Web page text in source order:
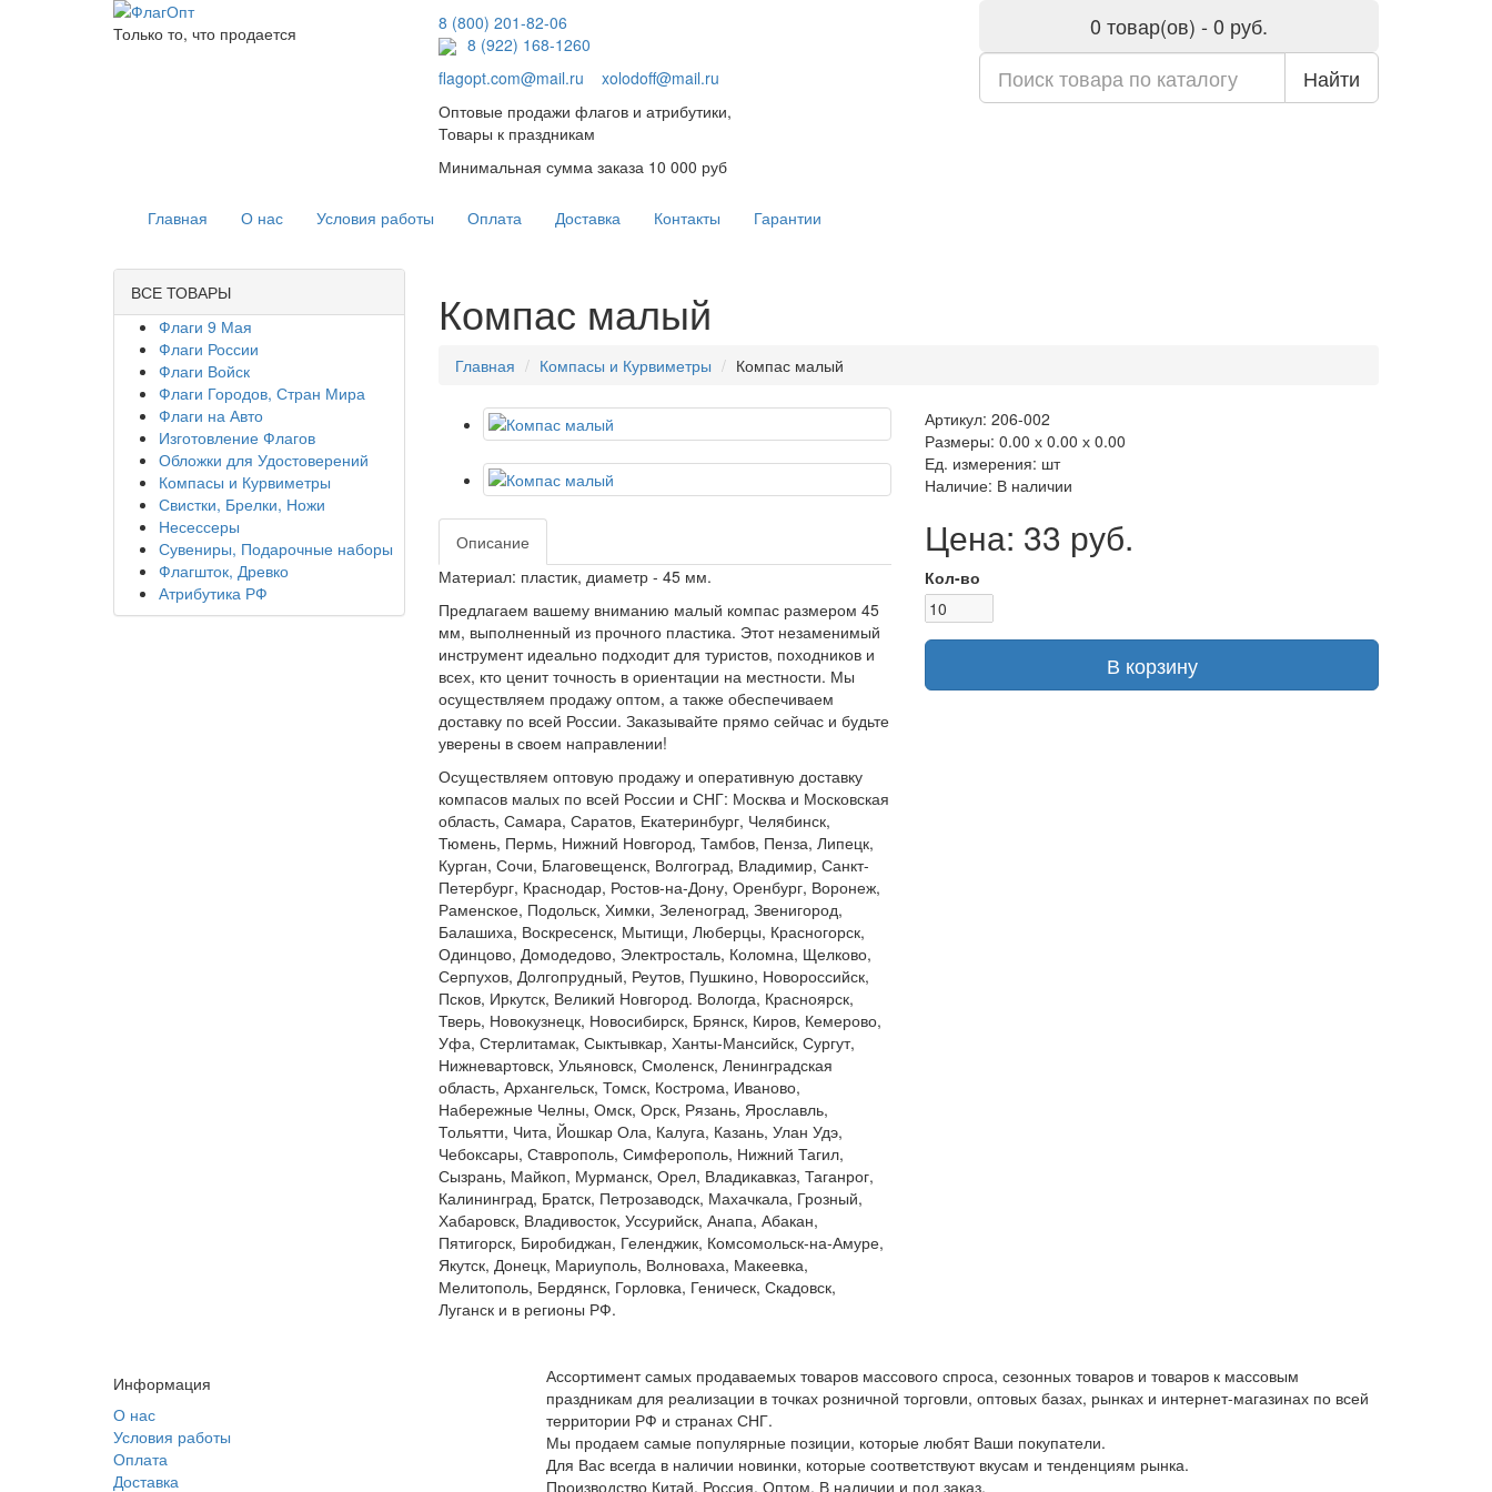
Только то, что продается
8 (800) 201-82-06
8 (922) 168-1260
flagopt.com@mail.ru
xolodoff@mail.ru
Оптовые продажи флагов и атрибутики,
Товары к праздникам
Минимальная сумма заказа 10 000 руб
0 товар(ов) - 0 руб.
Найти
Главная О нас Условия работы Оплата Доставка Контакты Гарантии
ВСЕ ТОВАРЫ
Флаги 9 Мая
Флаги России
Флаги Войск
Флаги Городов, Стран Мира
Флаги на Авто
Изготовление Флагов
Обложки для Удостоверений
Компасы и Курвиметры
Свистки, Брелки, Ножи
Несессеры
Сувениры, Подарочные наборы
Флагшток, Древко
Атрибутика РФ
Компас малый
Главная Компасы и Курвиметры Компас малый
Описание
Материал: пластик, диаметр - 45 мм.
Предлагаем вашему вниманию малый компас размером 45
мм, выполненный из прочного пластика. Этот незаменимый
инструмент идеально подходит для туристов, походников и
всех, кто ценит точность в ориентации на местности. Мы
осуществляем продажу оптом, а также обеспечиваем
доставку по всей России. Заказывайте прямо сейчас и будьте
уверены в своем направлении!
Осуществляем оптовую продажу и оперативную доставку
компасов малых по всей России и СНГ: Москва и Московская
область, Самара, Саратов, Екатеринбург, Челябинск,
Тюмень, Пермь, Нижний Новгород, Тамбов, Пенза, Липецк,
Курган, Сочи, Благовещенск, Волгоград, Владимир, Санкт-
Петербург, Краснодар, Ростов-на-Дону, Оренбург, Воронеж,
Раменское, Подольск, Химки, Зеленоград, Звенигород,
Балашиха, Воскресенск, Мытищи, Люберцы, Красногорск,
Одинцово, Домодедово, Электросталь, Коломна, Щелково,
Серпухов, Долгопрудный, Реутов, Пушкино, Новороссийск,
Псков, Иркутск, Великий Новгород. Вологда, Красноярск,
Тверь, Новокузнецк, Новосибирск, Брянск, Киров, Кемерово,
Уфа, Стерлитамак, Сыктывкар, Ханты-Мансийск, Сургут,
Нижневартовск, Ульяновск, Смоленск, Ленинградская
область, Архангельск, Томск, Кострома, Иваново,
Набережные Челны, Омск, Орск, Рязань, Ярославль,
Тольятти, Чита, Йошкар Ола, Калуга, Казань, Улан Удэ,
Чебоксары, Ставрополь, Симферополь, Нижний Тагил,
Сызрань, Майкоп, Мурманск, Орел, Владикавказ, Таганрог,
Калининград, Братск, Петрозаводск, Махачкала, Грозный,
Хабаровск, Владивосток, Уссурийск, Анапа, Абакан,
Пятигорск, Биробиджан, Геленджик, Комсомольск-на-Амуре,
Якутск, Донецк, Мариуполь, Волноваха, Макеевка,
Мелитополь, Бердянск, Горловка, Геническ, Скадовск,
Луганск и в регионы РФ.
Артикул: 206-002
Размеры: 0.00 х 0.00 х 0.00
Ед. измерения: шт
Наличие: В наличии
Цена: 33 руб.
Кол-во
В корзину
Информация
О нас
Условия работы
Оплата
Доставка
Ассортимент самых продаваемых товаров массового спроса, сезонных товаров и товаров к массовым
праздникам для реализации в точках розничной торговли, оптовых базах, рынках и интернет-магазинах по всей
территории РФ и странах СНГ.
Мы продаем самые популярные позиции, которые любят Ваши покупатели.
Для Вас всегда в наличии новинки, которые соответствуют вкусам и тенденциям рынка.
Производство Китай, Россия. Оптом. В наличии и под заказ.